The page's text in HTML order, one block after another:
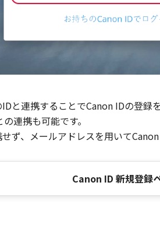
連携することでCanon IDの登録
連携も可能です。
、メールアドレスを用いてCanon
Canon ID 新規登録